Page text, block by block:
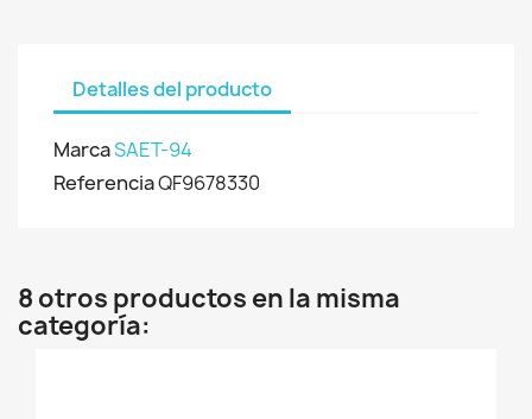
Detalles del producto
MarcaSAET-94
ReferenciaQF9678330
8 otros productos en la misma
categoría: